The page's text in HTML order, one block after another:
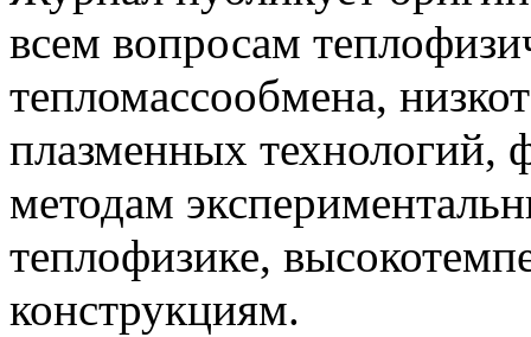
всем вопросам
тепломассообмена,
плазменных технологий,
методам
теплофизике,
конструкциям.